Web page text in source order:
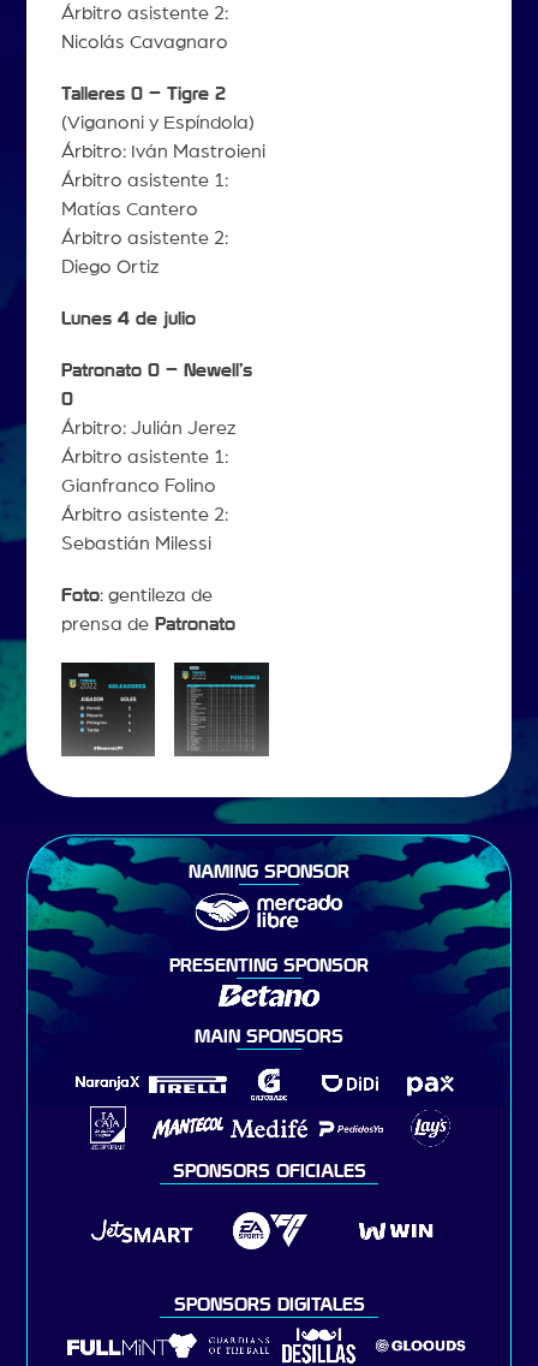
Árbitro asistente 2:
Nicolás Cavagnaro
Talleres 0 – Tigre 2
(Viganoni y Espíndola)
Árbitro: Iván Mastroieni
Árbitro asistente 1:
Matías Cantero
Árbitro asistente 2:
Diego Ortiz
Lunes 4 de julio
Patronato 0 – Newell’s
0
Árbitro: Julián Jerez
Árbitro asistente 1:
Gianfranco Folino
Árbitro asistente 2:
Sebastián Milessi
Foto: gentileza de
prensa dePatronato
NAMING SPONSOR
PRESENTING SPONSOR
MAIN SPONSORS
SPONSORS OFICIALES
SPONSORS DIGITALES